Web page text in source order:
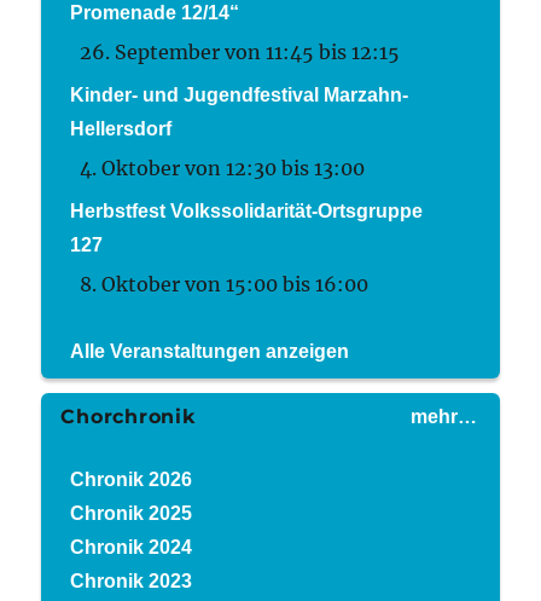
Promenade 12/14“
26. September von 11:45 bis12:15
Kinder- und Jugendfestival Marzahn-
Hellersdorf
4. Oktober von 12:30 bis13:00
Herbstfest Volkssolidarität-Ortsgruppe
127
8. Oktober von 15:00 bis16:00
Alle Veranstaltungen anzeigen
mehr…
Chorchronik
Chronik 2026
Chronik 2025
Chronik 2024
Chronik 2023